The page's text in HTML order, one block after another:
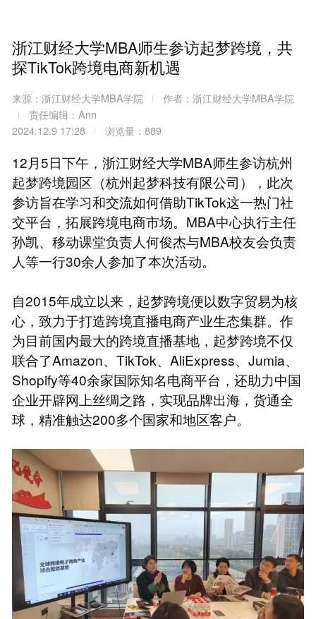
浙江财经大学MBA师生参访起梦跨境，共
探TikTok跨境电商新机遇
来源：浙江财经大学MBA学院
作者：浙江财经大学MBA学院
责任编辑：Ann
2024.12.9 17:28
浏览量：889
12月5日下午，浙江财经大学MBA师生参访杭州
起梦跨境园区（杭州起梦科技有限公司），此次
参访旨在学习和交流如何借助TikTok这一热门社
交平台，拓展跨境电商市场。MBA中心执行主任
孙凯、移动课堂负责人何俊杰与MBA校友会负责
人等一行30余人参加了本次活动。
自2015年成立以来，起梦跨境便以数字贸易为核
心，致力于打造跨境直播电商产业生态集群。作
为目前国内最大的跨境直播基地，起梦跨境不仅
联合了Amazon、TikTok、AliExpress、Jumia、
Shopify等40余家国际知名电商平台，还助力中国
企业开辟网上丝绸之路，实现品牌出海，货通全
球，精准触达200多个国家和地区客户。